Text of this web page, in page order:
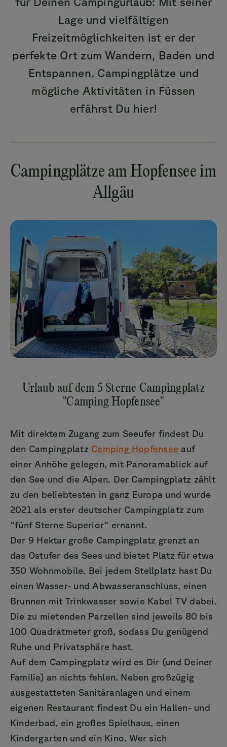
Lage und vielfältigen
Freizeitmöglichkeiten ist er der
perfekte Ort zum Wandern, Baden und
Entspannen. Campingplätze und
mögliche Aktivitäten in Füssen
erfährst Du hier!
Campingplätze am Hopfensee im
Allgäu
Urlaub auf dem 5 Sterne Campingplatz
"Camping Hopfensee"
Mit direktem Zugang zum Seeufer findest Du
den Campingplatz Camping Hopfensee auf
einer Anhöhe gelegen, mit Panoramablick auf
den See und die Alpen. Der Campingplatz zählt
zu den beliebtesten in ganz Europa und wurde
2021 als erster deutscher Campingplatz zum
"fünf Sterne Superior" ernannt.
Der 9 Hektar große Campingplatz grenzt an
das Ostufer des Sees und bietet Platz für etwa
350 Wohnmobile. Bei jedem Stellplatz hast Du
einen Wasser- und Abwasseranschluss, einen
Brunnen mit Trinkwasser sowie Kabel TV dabei.
Die zu mietenden Parzellen sind jeweils 80 bis
100 Quadratmeter groß, sodass Du genügend
Ruhe und Privatsphäre hast.
Auf dem Campingplatz wird es Dir (und Deiner
Familie) an nichts fehlen. Neben großzügig
ausgestatteten Sanitäranlagen und einem
eigenen Restaurant findest Du ein Hallen- und
Kinderbad, ein großes Spielhaus, einen
Kindergarten und ein Kino. Wer sich